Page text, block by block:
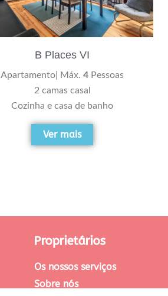
B Places VI
Apartamento| Máx.4 Pessoas
2 camas casal
Cozinha e casa de banho
Ver mais
Proprietários
Os nossos serviços
Sobre nós